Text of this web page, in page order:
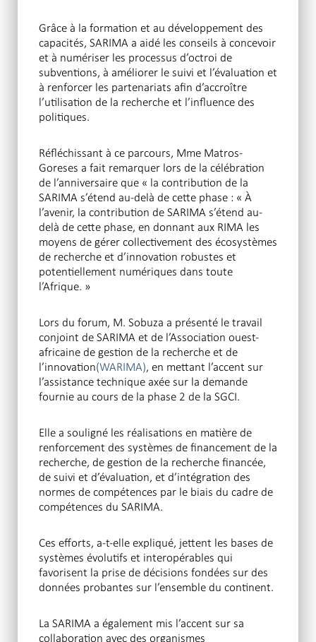
Grâce à la formation et au développement des
capacités, SARIMA a aidé les conseils à concevoir
et à numériser les processus d’octroi de
subventions, à améliorer le suivi et l’évaluation et
à renforcer les partenariats afin d’accroître
l’utilisation de la recherche et l’influence des
politiques.
Réfléchissant à ce parcours, Mme Matros-
Goreses a fait remarquer lors de la célébration
de l’anniversaire que « la contribution de la
SARIMA s’étend au-delà de cette phase : « À
l’avenir, la contribution de SARIMA s’étend au-
delà de cette phase, en donnant aux RIMA les
moyens de gérer collectivement des écosystèmes
de recherche et d’innovation robustes et
potentiellement numériques dans toute
l’Afrique. »
Lors du forum, M. Sobuza a présenté le travail
conjoint de SARIMA et de l’Association ouest-
africaine de gestion de la recherche et de
l’innovation(WARIMA), en mettant l’accent sur
l’assistance technique axée sur la demande
fournie au cours de la phase 2 de la SGCI.
Elle a souligné les réalisations en matière de
renforcement des systèmes de financement de la
recherche, de gestion de la recherche financée,
de suivi et d’évaluation, et d’intégration des
normes de compétences par le biais du cadre de
compétences du SARIMA.
Ces efforts, a-t-elle expliqué, jettent les bases de
systèmes évolutifs et interopérables qui
favorisent la prise de décisions fondées sur des
données probantes sur l’ensemble du continent.
La SARIMA a également mis l’accent sur sa
collaboration avec des organismes